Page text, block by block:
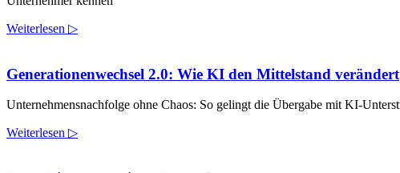
Weiterlesen ▷
Generationenwechsel 2.0: Wie KI den Mittelstand verändert
Unternehmensnachfolge ohne Chaos: So gelingt die Übergabe mit KI-
Weiterlesen ▷